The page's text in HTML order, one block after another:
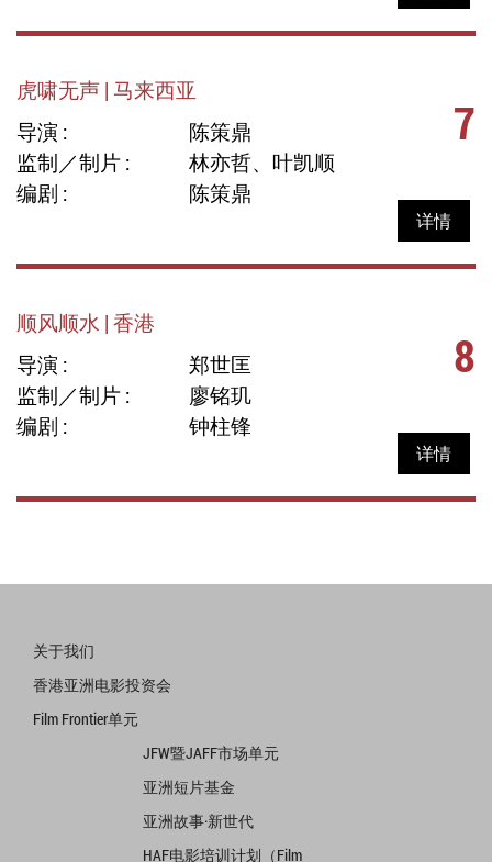
虎啸无声 | 马来西亚
导演 :
陈策鼎
监制／制片 :
林亦哲、叶凯顺
编剧 :
陈策鼎
7
详情
顺风顺水 | 香港
导演 :
郑世匡
监制／制片 :
廖铭玑
编剧 :
钟柱锋
8
详情
关于我们
香港亚洲电影投资会
Film Frontier单元
JFW暨JAFF市场单元
亚洲短片基金
亚洲故事·新世代
HAF电影培训计划（Film